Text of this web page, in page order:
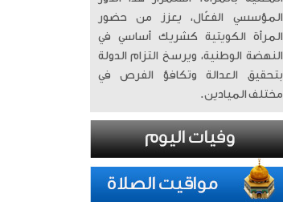
المؤسسي الفعّال، يعزز من حضور
المرأة الكويتية كشريك أساسي في
النهضة الوطنية، ويرسخ التزام الدولة
بتحقيق العدالة وتكافؤ الفرص في
مختلف الميادين.